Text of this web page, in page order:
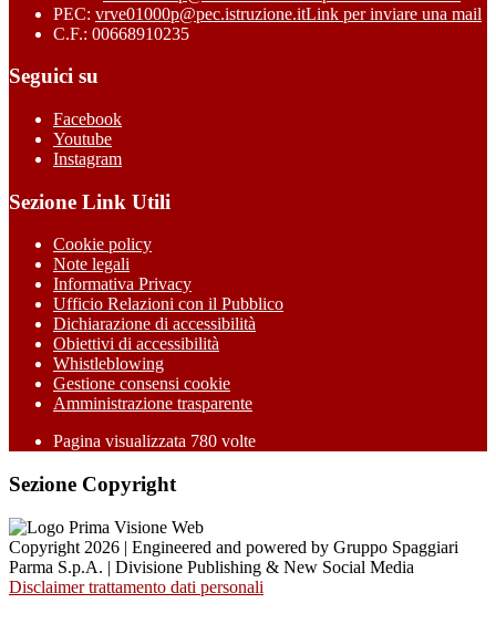
PEC: vrve01000p@pec.istruzione.itLink per inviare una mail
C.F.: 00668910235
Seguici su
Facebook
Youtube
Instagram
Sezione Link Utili
Cookie policy
Note legali
Informativa Privacy
Ufficio Relazioni con il Pubblico
Dichiarazione di accessibilità
Obiettivi di accessibilità
Whistleblowing
Gestione consensi cookie
Amministrazione trasparente
Pagina visualizzata 780 volte
Sezione Copyright
Copyright 2026 | Engineered and powered by Gruppo Spaggiari
Parma S.p.A. | Divisione Publishing & New Social Media
Disclaimer trattamento dati personali